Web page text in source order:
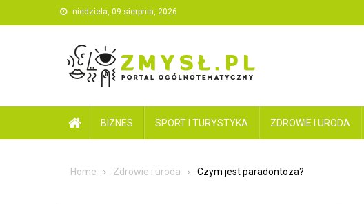
to
niedziela, 09 sierpnia, 2026
BIZNES SPORT I TURYSTYKA ZDROWIE I URODA
Home Zdrowie i uroda Czym jest paradontoza?